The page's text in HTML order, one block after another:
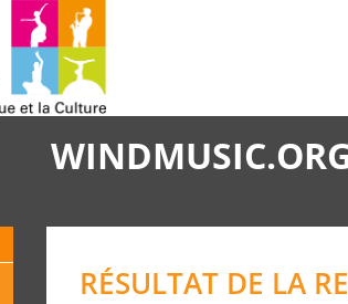
RÉSULTAT DE LA